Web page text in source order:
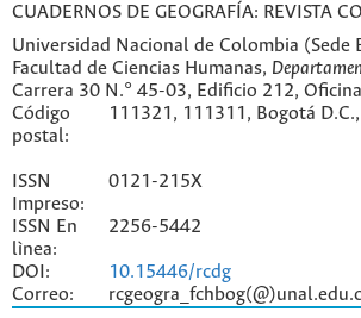
CUADERNOS DE GEOGRAFÍA: REVISTA
Universidad Nacional de Colombia (Sede
Facultad de Ciencias Humanas,
Carrera 30 N.° 45-03, Edificio 212,
Código
postal:
111321, 111311, Bogotá
ISSN
Impreso:
0121-215X
ISSN En
lìnea:
2256-5442
DOI: 10.15446/rcdg
Correo: